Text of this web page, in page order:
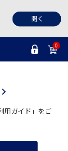
0
用ガイド」をご